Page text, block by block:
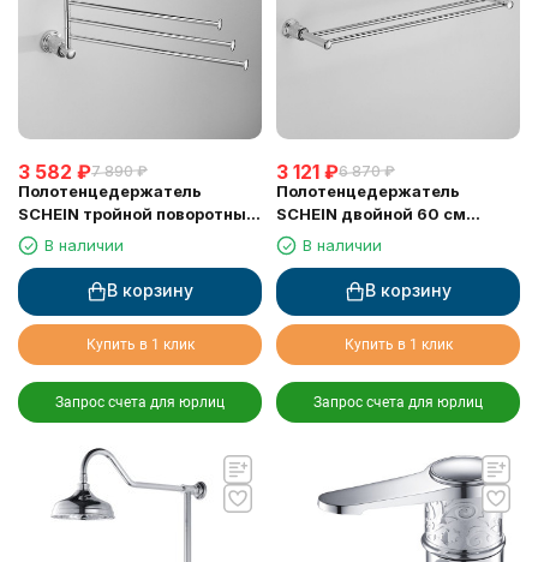
3 582 ₽7 890 ₽
Полотенцедержатель
SCHEIN тройной поворотный
(7065052)
В наличии
В корзину
Купить в 1 клик
Запрос счета для юрлиц
3 121 ₽6 870 ₽
Полотенцедержатель
SCHEIN двойной 60 см
(7065040)
В наличии
В корзину
Купить в 1 клик
Запрос счета для юрлиц